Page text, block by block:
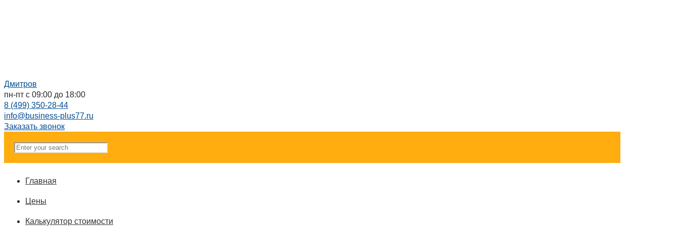
Дмитров
пн-пт с 09:00 до 18:00
8 (499) 350-28-44
info@business-plus77.ru
Заказать звонок
Главная
Цены
Калькулятор стоимости